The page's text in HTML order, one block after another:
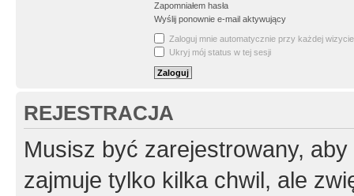
Zapomniałem hasła
Wyślij ponownie e-mail aktywujący
Zaloguj mnie automatycznie przy każdej wizycie
Ukryj mój status w tej sesji
REJESTRACJA
Musisz być zarejestrowany,
zajmuje tylko kilka chwil, ale